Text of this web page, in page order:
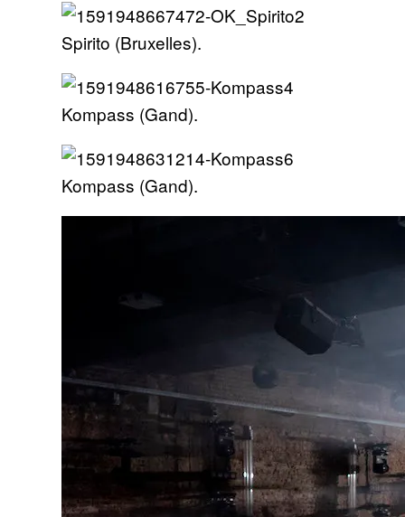
Spirito (Bruxelles).
Kompass (Gand).
Kompass (Gand).